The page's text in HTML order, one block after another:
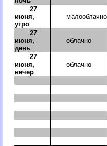
27
июня,
утро
малооблачно
27
июня,
день
облачно
27
июня,
вечер
облачно